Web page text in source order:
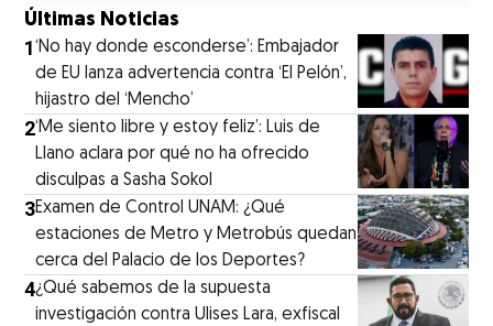
Últimas Noticias
1‘No hay donde esconderse’: Embajador
de EU lanza advertencia contra ‘El Pelón’,
hijastro del ‘Mencho’
2‘Me siento libre y estoy feliz’: Luis de
Llano aclara por qué no ha ofrecido
disculpas a Sasha Sokol
3Examen de Control UNAM: ¿Qué
estaciones de Metro y Metrobús quedan
cerca del Palacio de los Deportes?
4¿Qué sabemos de la supuesta
investigación contra Ulises Lara, exfiscal